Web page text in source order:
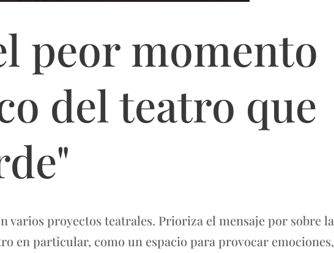
peor momento
del teatro que
varios proyectos teatrales. Prioriza el mensaje por sobre la
en particular, como un espacio para provocar emociones,